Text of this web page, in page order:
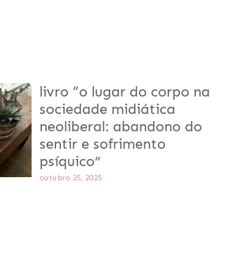
livro “o lugar do corpo na
sociedade midiática
neoliberal: abandono do
sentir e sofrimento
psíquico”
outubro 25, 2025